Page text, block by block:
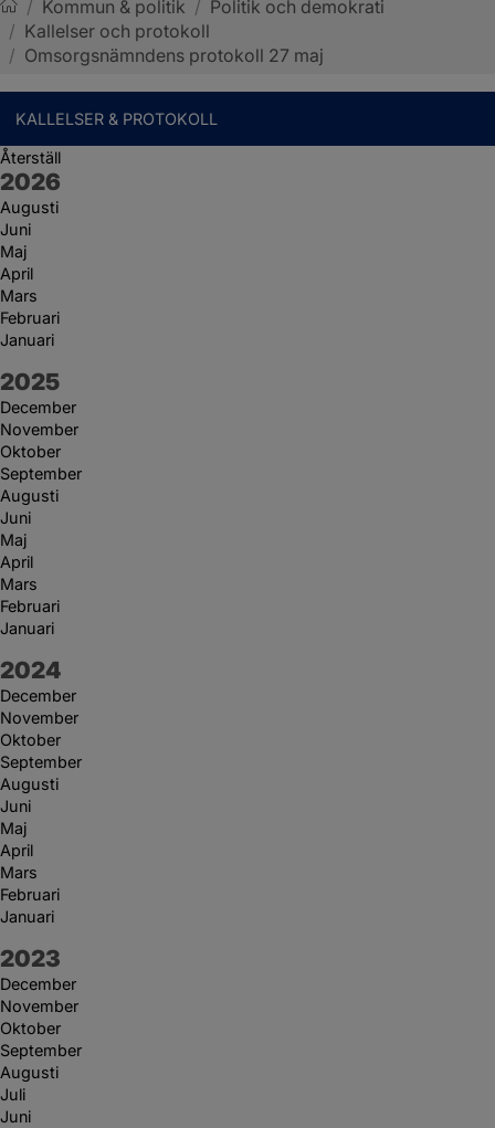
Sotenäs kommun
/ Kommun & politik / Politik och demokrati
/ Kallelser och protokoll
/ Omsorgsnämndens protokoll 27 maj
KALLELSER & PROTOKOLL
Återställ
År:
2026
Augusti
Juni
Maj
April
Mars
Februari
Januari
År:
2025
December
November
Oktober
September
Augusti
Juni
Maj
April
Mars
Februari
Januari
År:
2024
December
November
Oktober
September
Augusti
Juni
Maj
April
Mars
Februari
Januari
År:
2023
December
November
Oktober
September
Augusti
Juli
Juni